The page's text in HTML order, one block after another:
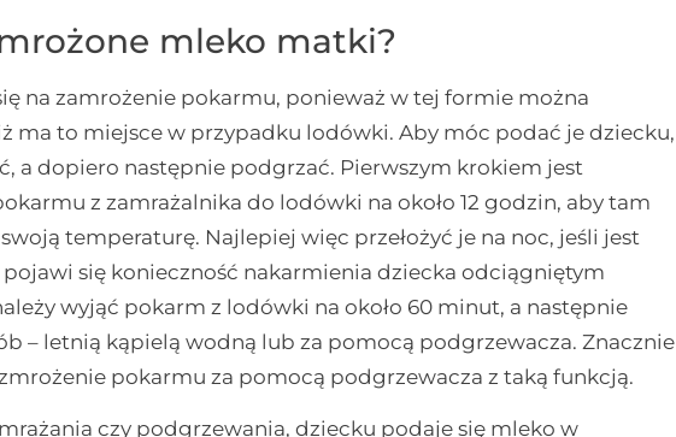
mleko matki?
na zamrożenie pokarmu, ponieważ w tej formie można
ma to miejsce w przypadku lodówki. Aby móc podać je dziecku,
a dopiero następnie podgrzać. Pierwszym krokiem jest
z zamrażalnika do lodówki na około 12 godzin, aby tam
temperaturę. Najlepiej więc przełożyć je na noc, jeśli jest
się konieczność nakarmienia dziecka odciągniętym
wyjąć pokarm z lodówki na około 60 minut, a następnie
– letnią kąpielą wodną lub za pomocą podgrzewacza. Znacznie
pokarmu za pomocą podgrzewacza z taką funkcją.
czy podgrzewania, dziecku podaje się mleko w